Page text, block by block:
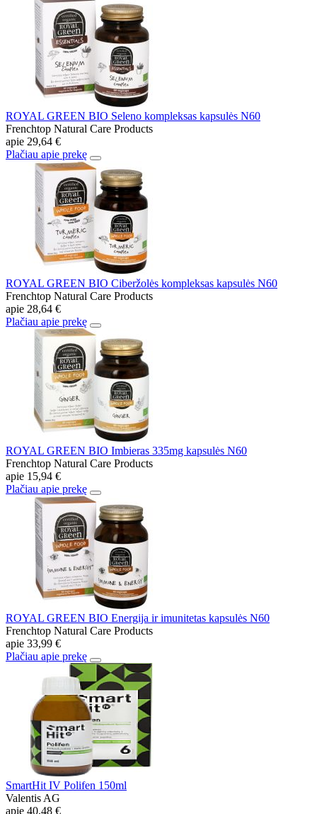
ROYAL GREEN BIO Seleno kompleksas kapsulės N60
Frenchtop Natural Care Products
apie 29,64 €
Plačiau apie prekę
ROYAL GREEN BIO Ciberžolės kompleksas kapsulės N60
Frenchtop Natural Care Products
apie 28,64 €
Plačiau apie prekę
ROYAL GREEN BIO Imbieras 335mg kapsulės N60
Frenchtop Natural Care Products
apie 15,94 €
Plačiau apie prekę
ROYAL GREEN BIO Energija ir imunitetas kapsulės N60
Frenchtop Natural Care Products
apie 33,99 €
Plačiau apie prekę
SmartHit IV Polifen 150ml
Valentis AG
apie 40,48 €